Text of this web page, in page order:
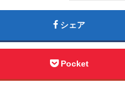
シェア
Pocket